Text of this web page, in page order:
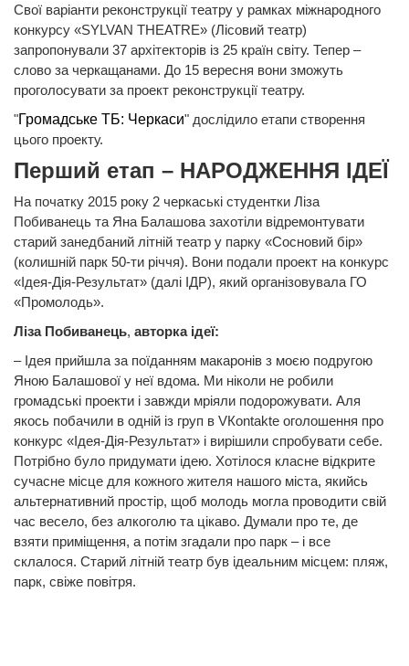
Свої варіанти реконструкції театру у рамках міжнародного
конкурсу «SYLVAN THEATRE» (Лісовий театр)
запропонували 37 архітекторів із 25 країн світу. Тепер –
слово за черкащанами. До 15 вересня вони зможуть
проголосувати за проект реконструкції театру.
"Громадське ТБ: Черкаси" дослідило етапи створення
цього проекту.
Перший етап – НАРОДЖЕННЯ ІДЕЇ
На початку 2015 року 2 черкаські студентки Ліза
Побиванець та Яна Балашова захотіли відремонтувати
старий занедбаний літній театр у парку «Сосновий бір»
(колишній парк 50-ти річчя). Вони подали проект на конкурс
«Ідея-Дія-Результат» (далі ІДР), який організовувала ГО
«Промолодь».
Ліза Побиванець, авторка ідеї:
– Ідея прийшла за поїданням макаронів з моєю подругою
Яною Балашової у неї вдома. Ми ніколи не робили
громадські проекти і завжди мріяли подорожувати. Аля
якось побачили в одній із груп в VКontakte оголошення про
конкурс «Ідея-Дія-Результат» і вирішили спробувати себе.
Потрібно було придумати ідею. Хотілося класне відкрите
сучасне місце для кожного жителя нашого міста, якийсь
альтернативний простір, щоб молодь могла проводити свій
час весело, без алкоголю та цікаво. Думали про те, де
взяти приміщення, а потім згадали про парк – і все
склалося. Старий літній театр був ідеальним місцем: пляж,
парк, свіже повітря.